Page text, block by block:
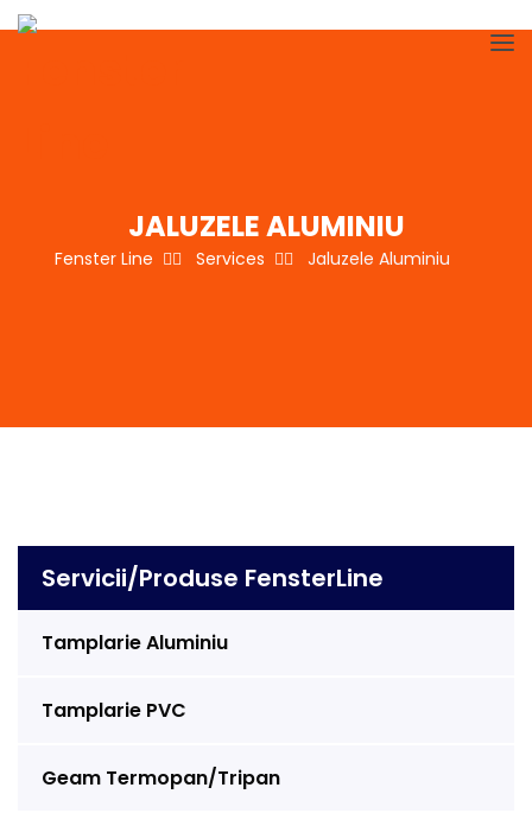
JALUZELE ALUMINIU
Fenster Line Services Jaluzele Aluminiu
Servicii/Produse FensterLine
Tamplarie Aluminiu
Tamplarie PVC
Geam Termopan/Tripan